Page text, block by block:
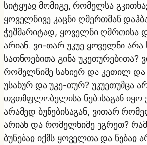
სიტყუაჲ მომიგე, რომელსა
ყოველნივე კაცნი ღმერთმან
ჭეშმარიტად, ყოველნი ღმრთისა
არიან. ვი-თარ უკუე ყოველნი არა
სათნოებითა გინა უკეთურებითა?
რომელნიმე სახიერ და კეთილ
უსახურ და უკე-თურ? უკუეთუმცა
თჳთმფლობელისა ნებისაგან იყო
არამედ ბუნებისაგან, ვითარ
არიან და რომელნიმე ეგრეთ?
ბუნებაჲ იქმს ყოველთა და ნებაჲ